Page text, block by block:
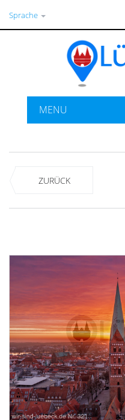
Sprache
MENU
ZURÜCK